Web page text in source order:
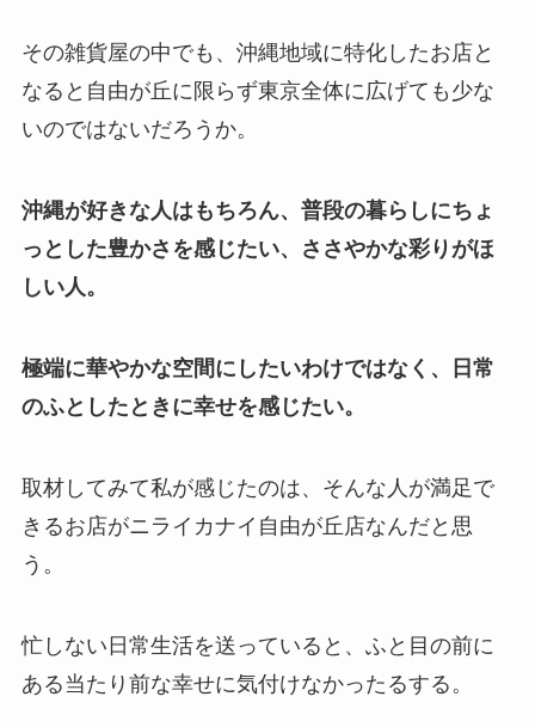
その雑貨屋の中でも、沖縄地域に特化したお店と
なると自由が丘に限らず東京全体に広げても少な
いのではないだろうか。
沖縄が好きな人はもちろん、普段の暮らしにちょ
っとした豊かさを感じたい、ささやかな彩りがほ
しい人。
極端に華やかな空間にしたいわけではなく、日常
のふとしたときに幸せを感じたい。
取材してみて私が感じたのは、そんな人が満足で
きるお店がニライカナイ自由が丘店なんだと思
う。
忙しない日常生活を送っていると、ふと目の前に
ある当たり前な幸せに気付けなかったるする。